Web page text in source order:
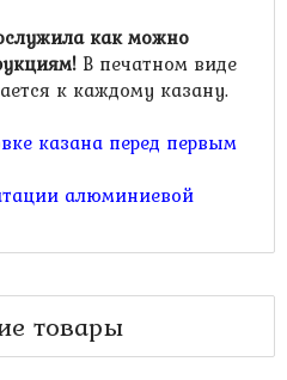
как можно
В печатном виде
к каждому казану.
казана перед первым
алюминиевой